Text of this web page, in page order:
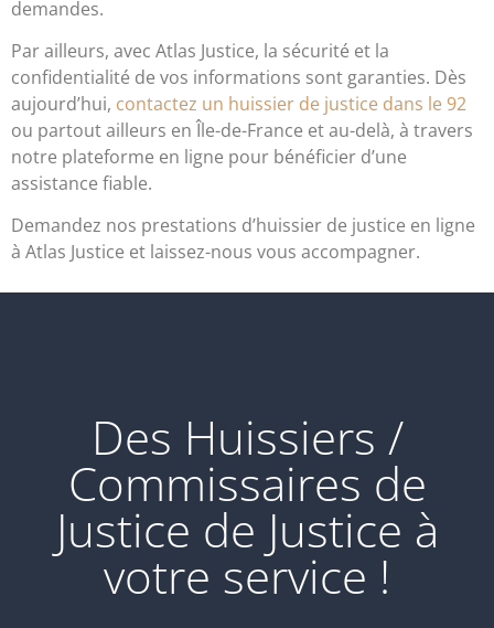
demandes.
Par ailleurs, avec Atlas Justice, la sécurité et la
confidentialité de vos informations sont garanties. Dès
aujourd’hui, contactez un huissier de justice dans le 92
ou partout ailleurs en Île-de-France et au-delà, à travers
notre plateforme en ligne pour bénéficier d’une
assistance fiable.
Demandez nos prestations d’huissier de justice en ligne
à Atlas Justice et laissez-nous vous accompagner.
Des Huissiers /
Commissaires de
Justice de Justice à
votre service !